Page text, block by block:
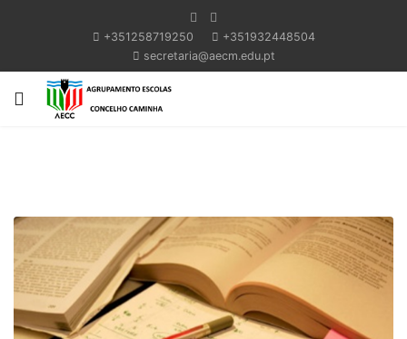
+351258719250
+351932448504
secretaria@aecm.edu.pt